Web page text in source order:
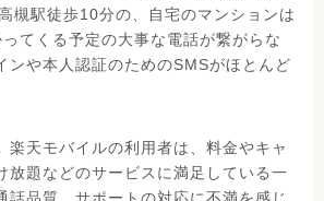
槻駅徒歩10分の、自宅のマンションは
てくる予定の大事な電話が繋がらな
ンや本人認証のためのSMSがほとんど
楽天モバイルの利用者は、料金やキャ
放題などのサービスに満足している一